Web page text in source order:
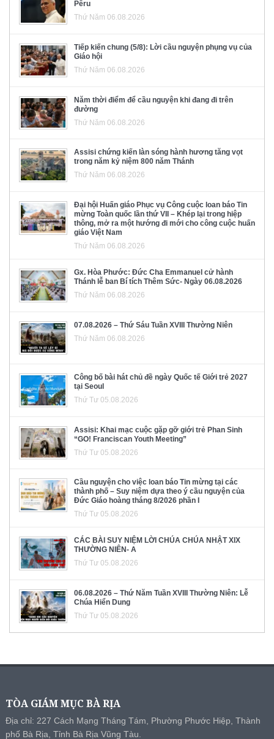
Pêru
Thứ Năm 06.08.2026
Tiếp kiến chung (5/8): Lời cầu nguyện phụng vụ của
Giáo hội
Thứ Năm 06.08.2026
Năm thời điểm để cầu nguyện khi đang đi trên
đường
Thứ Năm 06.08.2026
Assisi chứng kiến làn sóng hành hương tăng vọt
trong năm kỷ niệm 800 năm Thánh
Thứ Năm 06.08.2026
Đại hội Huấn giáo Phục vụ Công cuộc loan báo Tin
mừng Toàn quốc lần thứ VII – Khép lại trong hiệp
thông, mở ra một hướng đi mới cho công cuộc huấn
giáo Việt Nam
Thứ Năm 06.08.2026
Gx. Hòa Phước: Đức Cha Emmanuel cử hành
Thánh lễ ban Bí tích Thêm Sức- Ngày 06.08.2026
Thứ Năm 06.08.2026
07.08.2026 – Thứ Sáu Tuần XVIII Thường Niên
Thứ Năm 06.08.2026
Công bố bài hát chủ đề ngày Quốc tế Giới trẻ 2027
tại Seoul
Thứ Tư 05.08.2026
Assisi: Khai mạc cuộc gặp gỡ giới trẻ Phan Sinh
“GO! Franciscan Youth Meeting”
Thứ Tư 05.08.2026
Cầu nguyện cho việc loan báo Tin mừng tại các
thành phố – Suy niệm dựa theo ý cầu nguyện của
Đức Giáo hoàng tháng 8/2026 phần I
Thứ Tư 05.08.2026
CÁC BÀI SUY NIỆM LỜI CHÚA CHÚA NHẬT XIX
THƯỜNG NIÊN- A
Thứ Tư 05.08.2026
06.08.2026 – Thứ Năm Tuần XVIII Thường Niên: Lễ
Chúa Hiển Dung
Thứ Tư 05.08.2026
TÒA GIÁM MỤC BÀ RỊA
Địa chỉ: 227 Cách Mạng Tháng Tám, Phường Phước Hiệp, Thành
phố Bà Rịa, Tỉnh Bà Rịa Vũng Tàu.